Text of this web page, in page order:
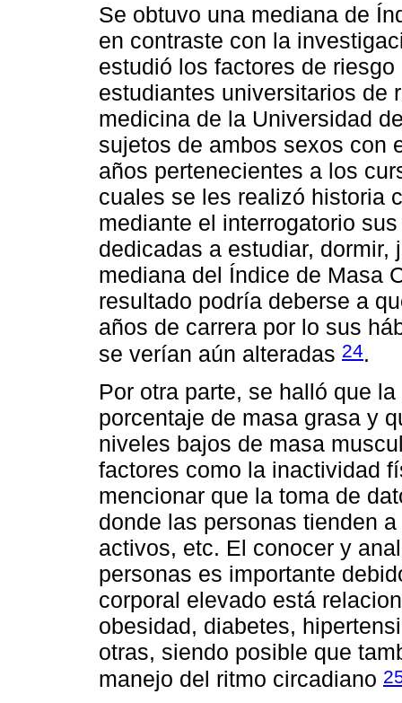
Se obtuvo una mediana de
en contraste con la
estudió los factores de
estudiantes universitarios de
medicina de la Universidad
sujetos de ambos sexos con
años pertenecientes a los
cuales se les realizó historia
mediante el interrogatorio
dedicadas a estudiar,
mediana del Índice de Masa
resultado podría deberse a
años de carrera por lo sus
se verían aún alteradas 24.
Por otra parte, se halló que
porcentaje de masa grasa y
niveles bajos de masa
factores como la inactividad
mencionar que la toma de
donde las personas tienden
activos, etc. El conocer y
personas es importante
corporal elevado está
obesidad, diabetes,
otras, siendo posible que
manejo del ritmo circadiano